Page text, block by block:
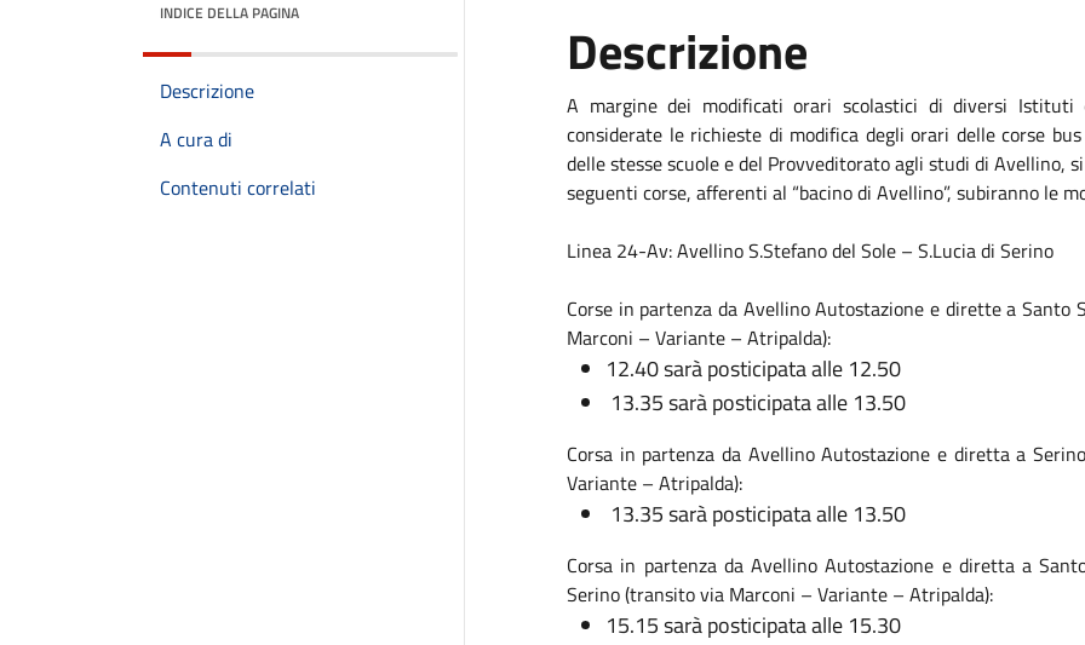
INDICE DELLA PAGINA
Descrizione
A cura di
Contenuti correlati
Descrizione
A margine dei modificati orari scolastici di diversi
considerate le richieste di modifica degli orari delle corse
delle stesse scuole e del Provveditorato agli studi di Avellino,
seguenti corse, afferenti al “bacino di Avellino”, subiranno le
Linea 24-Av: Avellino S.Stefano del Sole – S.Lucia di Serino
Corse in partenza da Avellino Autostazione e dirette a
Marconi – Variante – Atripalda):
12.40 sarà posticipata alle 12.50
13.35 sarà posticipata alle 13.50
Corsa in partenza da Avellino Autostazione e diretta a
Variante – Atripalda):
13.35 sarà posticipata alle 13.50
Corsa in partenza da Avellino Autostazione e diretta a
Serino (transito via Marconi – Variante – Atripalda):
15.15 sarà posticipata alle 15.30